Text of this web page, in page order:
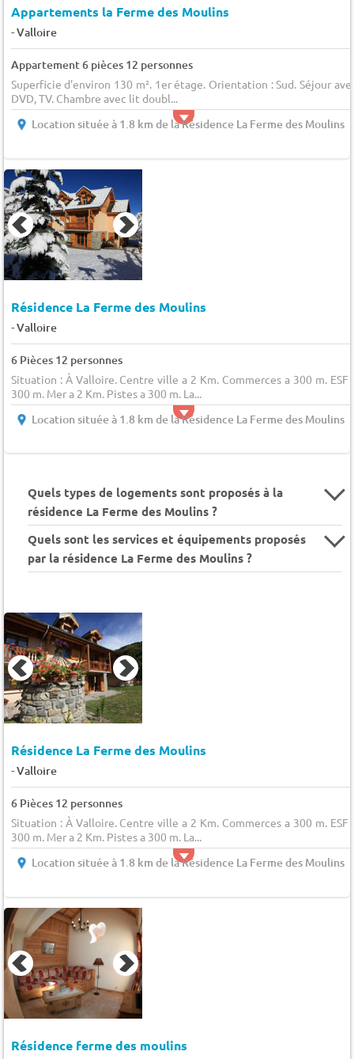
Appartements la Ferme des Moulins
-Valloire
Appartement 6 pièces 12 personnes
Superficie d'environ 130 m². 1er étage. Orientation : Sud. Séjour
DVD, TV. Chambre avec lit doubl...
Location située à 1.8 km de la Résidence La Ferme des Moulins
Résidence La Ferme des Moulins
-Valloire
6 Pièces 12 personnes
Situation : À Valloire. Centre ville a 2 Km. Commerces a 300 m. ESF
300 m. Mer a 2 Km. Pistes a 300 m. La...
Location située à 1.8 km de la Résidence La Ferme des Moulins
Quels types de logements sont proposés à la
résidence La Ferme des Moulins ?
Quels sont les services et équipements proposés
par la résidence La Ferme des Moulins ?
Résidence La Ferme des Moulins
-Valloire
6 Pièces 12 personnes
Situation : À Valloire. Centre ville a 2 Km. Commerces a 300 m. ESF
300 m. Mer a 2 Km. Pistes a 300 m. La...
Location située à 1.8 km de la Résidence La Ferme des Moulins
Résidence ferme des moulins